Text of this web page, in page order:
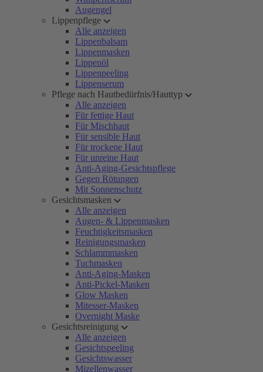
Augengel
Lippenpflege
Alle anzeigen
Lippenbalsam
Lippenmasken
Lippenöl
Lippenpeeling
Lippenserum
Pflege nach Hautbedürfnis/Hauttyp
Alle anzeigen
Für fettige Haut
Für Mischhaut
Für sensible Haut
Für trockene Haut
Für unreine Haut
Anti-Aging-Gesichtspflege
Gegen Rötungen
Mit Sonnenschutz
Gesichtsmasken
Alle anzeigen
Augen- & Lippenmasken
Feuchtigkeitsmasken
Reinigungsmasken
Schlammmasken
Tuchmasken
Anti-Aging-Masken
Anti-Pickel-Masken
Glow Masken
Mitesser-Masken
Overnight Maske
Gesichtsreinigung
Alle anzeigen
Gesichtspeeling
Gesichtswasser
Mizellenwasser